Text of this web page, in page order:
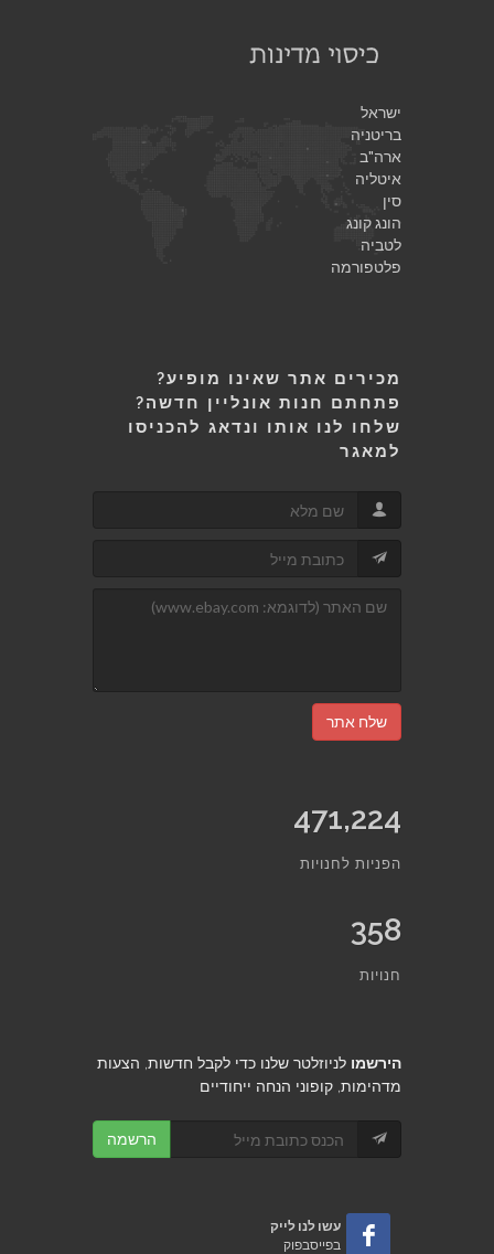
ישראל
בריטניה
ארה"ב
איטליה
סין
הונג קונג
לטביה
פלטפורמה
מכירים אתר שאינו מופיע?
פתחתם חנות אונליין חדשה?
שלחו לנו אותו ונדאג להכניסו
למאגר
שלח אתר
471,224
הפניות לחנויות
358
חנויות
הירשמו לניוזלטר שלנו כדי לקבל חדשות, הצעות
מדהימות, קופוני הנחה ייחודיים
הרשמה
עשו לנו לייק
בפייסבפוק